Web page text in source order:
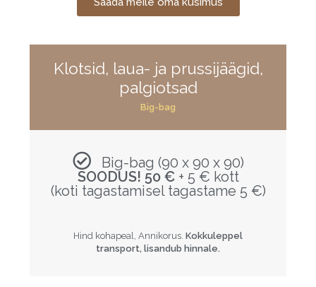
Klotsid, laua- ja prussijäägid,
palgiotsad
Big-bag
Big-bag (90 x 90 x 90)
SOODUS! 50 €+ 5 € kott
(koti tagastamisel tagastame 5 €)
Hind kohapeal, Annikorus. Kokkuleppel
transport, lisandub hinnale.